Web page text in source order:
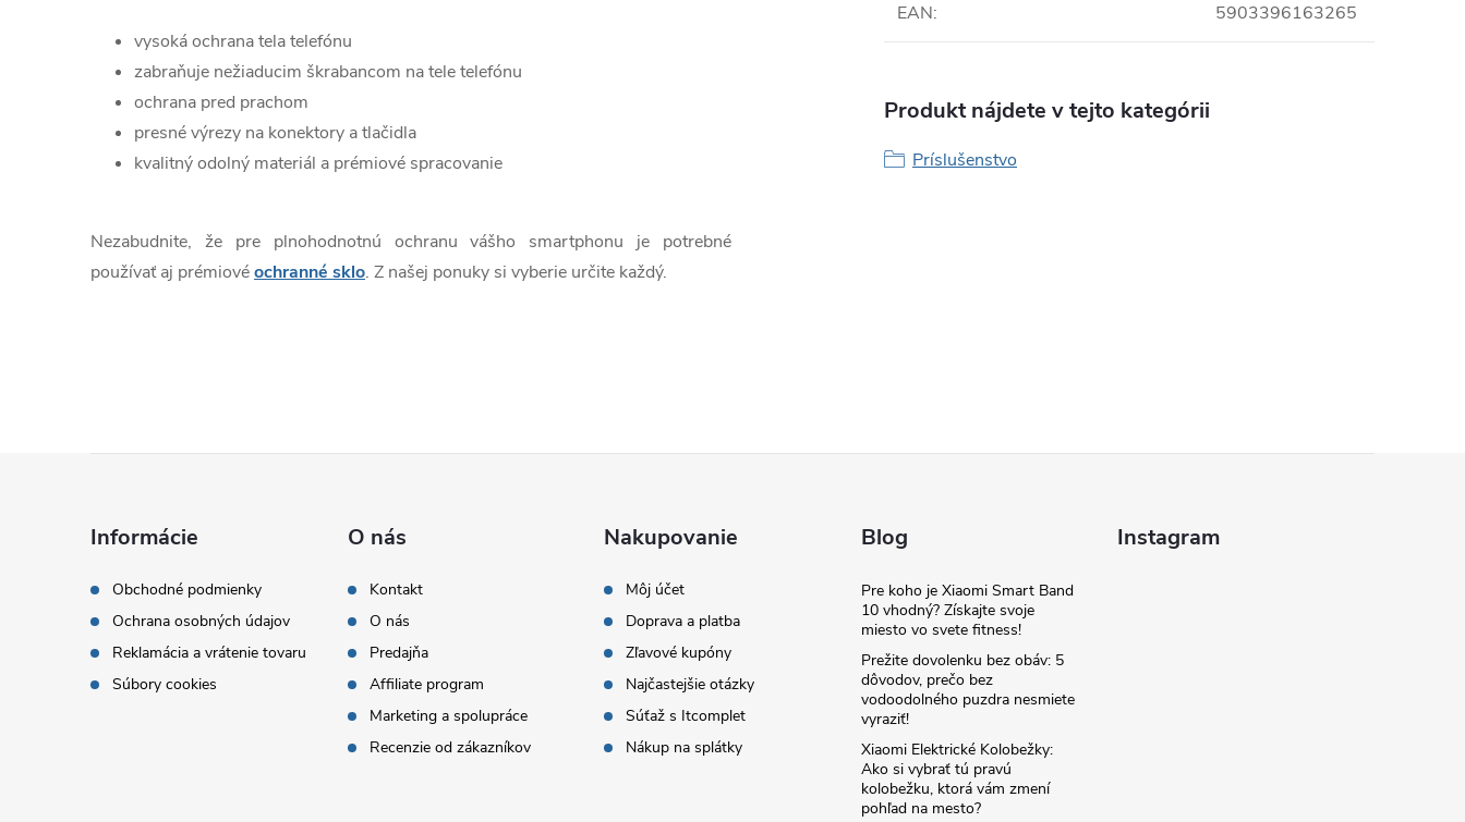
vysoká ochrana tela telefónu
zabraňuje nežiaducim škrabancom na tele telefónu
ochrana pred prachom
presné výrezy na konektory a tlačidla
kvalitný odolný materiál a prémiové spracovanie
Nezabudnite, že pre plnohodnotnú ochranu vášho smartphonu je potrebné
používať aj prémiovéochranné sklo. Z našej ponuky si vyberie určite každý.
EAN: 5903396163265
Produkt nájdete v tejto kategórii
Príslušenstvo
Informácie
Obchodné podmienky
Ochrana osobných údajov
Reklamácia a vrátenie tovaru
Súbory cookies
O nás
Kontakt
O nás
Predajňa
Affiliate program
Marketing a spolupráce
Recenzie od zákazníkov
Nakupovanie
Môj účet
Doprava a platba
Zľavové kupóny
Najčastejšie otázky
Súťaž s Itcomplet
Nákup na splátky
Blog
Pre koho je Xiaomi Smart Band
10 vhodný? Získajte svoje
miesto vo svete fitness!
Prežite dovolenku bez obáv: 5
dôvodov, prečo bez
vodoodolného puzdra nesmiete
vyraziť!
Xiaomi Elektrické Kolobežky:
Ako si vybrať tú pravú
kolobežku, ktorá vám zmení
pohľad na mesto?
Instagram